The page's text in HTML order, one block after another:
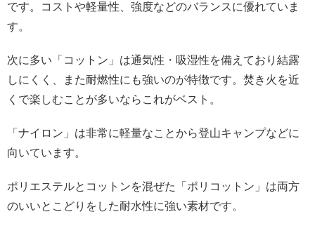
です。コストや軽量性、強度などのバランスに優れていま
す。
次に多い「コットン」は通気性・吸湿性を備えており結露
しにくく、また耐燃性にも強いのが特徴です。焚き火を近
くで楽しむことが多いならこれがベスト。
「ナイロン」は非常に軽量なことから登山キャンプなどに
向いています。
ポリエステルとコットンを混ぜた「ポリコットン」は両方
のいいとこどりをした耐水性に強い素材です。